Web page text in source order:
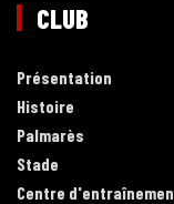
CLUB
Présentation
Histoire
Palmarès
Stade
Centre